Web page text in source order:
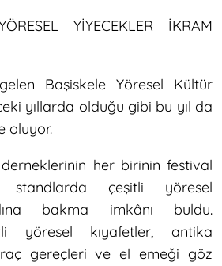
YİYECEKLER İKRAM
Başiskele Yöresel Kültür
yıllarda olduğu gibi bu yıl da
oluyor.
her birinin festival
standlarda çeşitli yöresel
bakma imkânı buldu.
yöresel kıyafetler, antika
gereçleri ve el emeği göz